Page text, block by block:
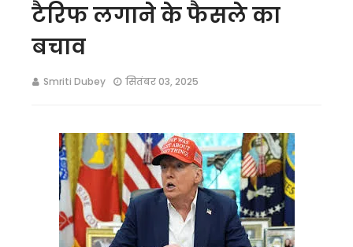
टैरिफ लगाने के फैसले का
बचाव
Smriti Dubey सितंबर 03, 2025